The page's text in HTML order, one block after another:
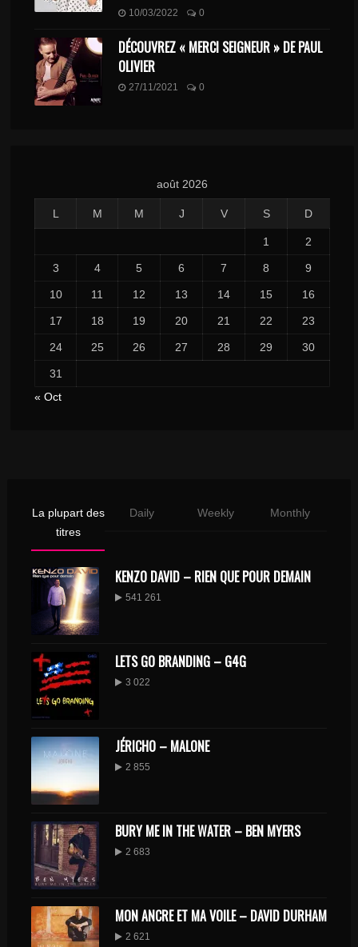
10/03/2022 0
DÉCOUVREZ « MERCI SEIGNEUR » DE PAUL
OLIVIER
27/11/2021 0
août 2026
L M M J V S D
1 2
3 4 5 6 7 8 9
10 11 12 13 14 15 16
17 18 19 20 21 22 23
24 25 26 27 28 29 30
31
« Oct
La plupart des
titres
Daily Weekly Monthly
KENZO DAVID – RIEN QUE POUR DEMAIN
541 261
LETS GO BRANDING – G4G
3 022
JÉRICHO – MALONE
2 855
BURY ME IN THE WATER – BEN MYERS
2 683
MON ANCRE ET MA VOILE – DAVID DURHAM
2 621